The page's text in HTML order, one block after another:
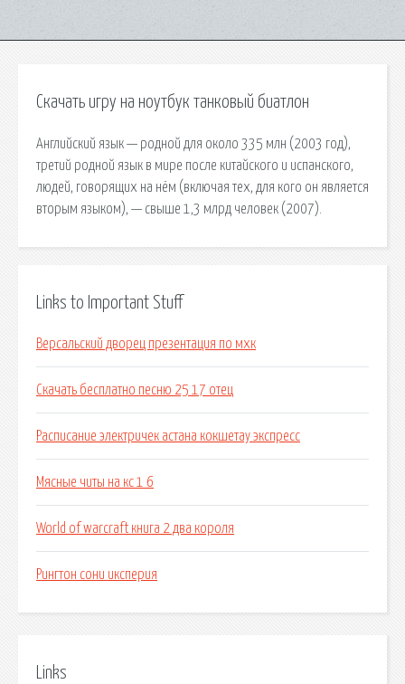
Скачать игру на ноутбук танковый биатлон
Английский язык — родной для около 335 млн (2003 год),
третий родной язык в мире после китайского и испанского,
людей, говорящих на нём (включая тех, для кого он является
вторым языком), — свыше 1,3 млрд человек (2007).
Links to Important Stuff
Версальский дворец презентация по мхк
Скачать бесплатно песню 25 17 отец
Расписание электричек астана кокшетау экспресс
Мясные читы на кс 1 6
World of warcraft книга 2 два короля
Рингтон сони иксперия
Links